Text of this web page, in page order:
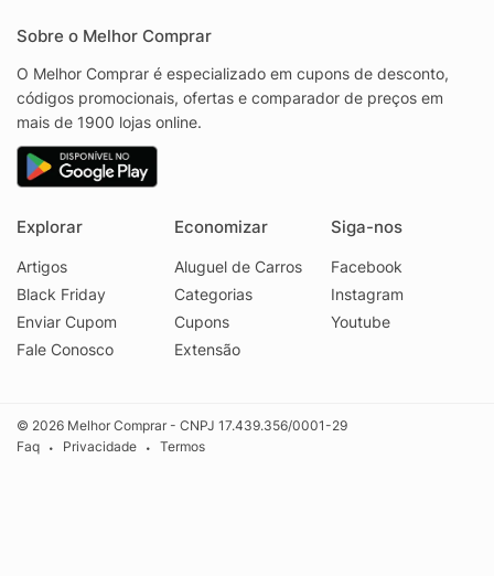
Sobre o Melhor Comprar
O Melhor Comprar é especializado em cupons de desconto,
códigos promocionais, ofertas e comparador de preços em
mais de 1900 lojas online.
Explorar
Artigos
Black Friday
Enviar Cupom
Fale Conosco
Economizar
Aluguel de Carros
Categorias
Cupons
Extensão
Siga-nos
Facebook
Instagram
Youtube
© 2026 Melhor Comprar - CNPJ 17.439.356/0001-29
Faq
• Privacidade • Termos